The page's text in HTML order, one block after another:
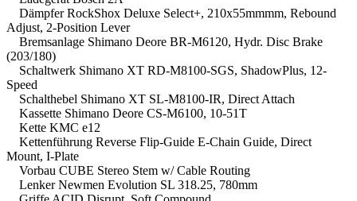
Dämpfer RockShox Deluxe Select+, 210x55mmmm, Rebound
Adjust, 2-Position Lever
Bremsanlage Shimano Deore BR-M6120, Hydr. Disc Brake
(203/180)
Schaltwerk Shimano XT RD-M8100-SGS, ShadowPlus, 12-
Speed
Schalthebel Shimano XT SL-M8100-IR, Direct Attach
Kassette Shimano Deore CS-M6100, 10-51T
Kette KMC e12
Kettenführung Reverse Flip-Guide E-Chain Guide, Direct
Mount, I-Plate
Vorbau CUBE Stereo Stem w/ Cable Routing
Lenker Newmen Evolution SL 318.25, 780mm